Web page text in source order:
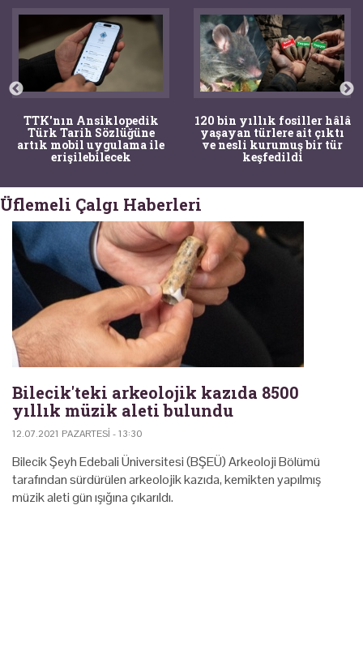
TTK'nın Ansiklopedik
Türk Tarih Sözlüğüne
artık mobil uygulama ile
erişilebilecek
120 bin yıllık fosiller hâlâ
yaşayan türlere ait çıktı
ve nesli kurumuş bir tür
keşfedildi
Üflemeli Çalgı Haberleri
Bilecik'teki arkeolojik kazıda 8500
yıllık müzik aleti bulundu
12.07.2021 PAZARTESI - 13:30
Bilecik Şeyh Edebali Üniversitesi (BŞEÜ) Arkeoloji Bölümü
tarafından sürdürülen arkeolojik kazıda, kemikten yapılmış
müzik aleti gün ışığına çıkarıldı.